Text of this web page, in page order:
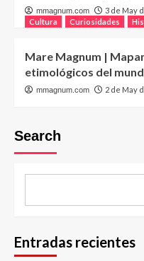
mmagnum.com
3 de May
Cultura
Curiosidades
Mare Magnum |
etimológicos del
mmagnum.com 2 de May
Search
Entradas recientes